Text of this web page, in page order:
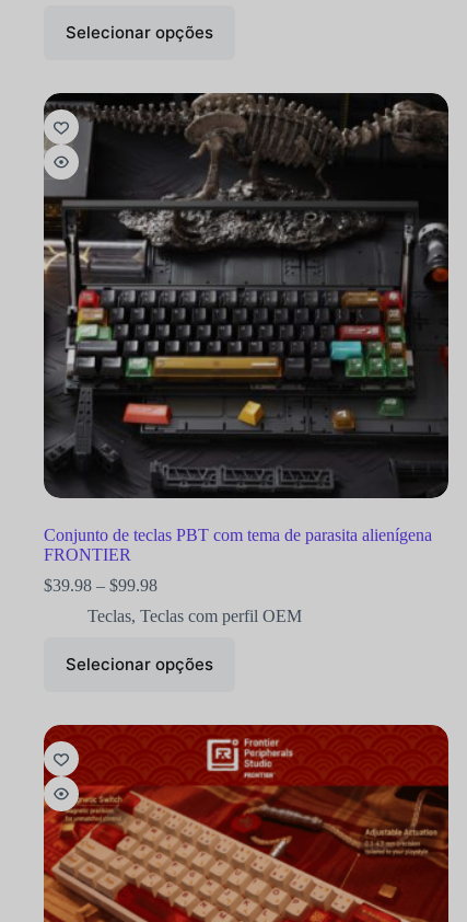
Selecionar opções
Conjunto de teclas PBT com tema de parasita alienígena
FRONTIER
$39.98 – $99.98
Teclas, Teclas com perfil OEM
Selecionar opções